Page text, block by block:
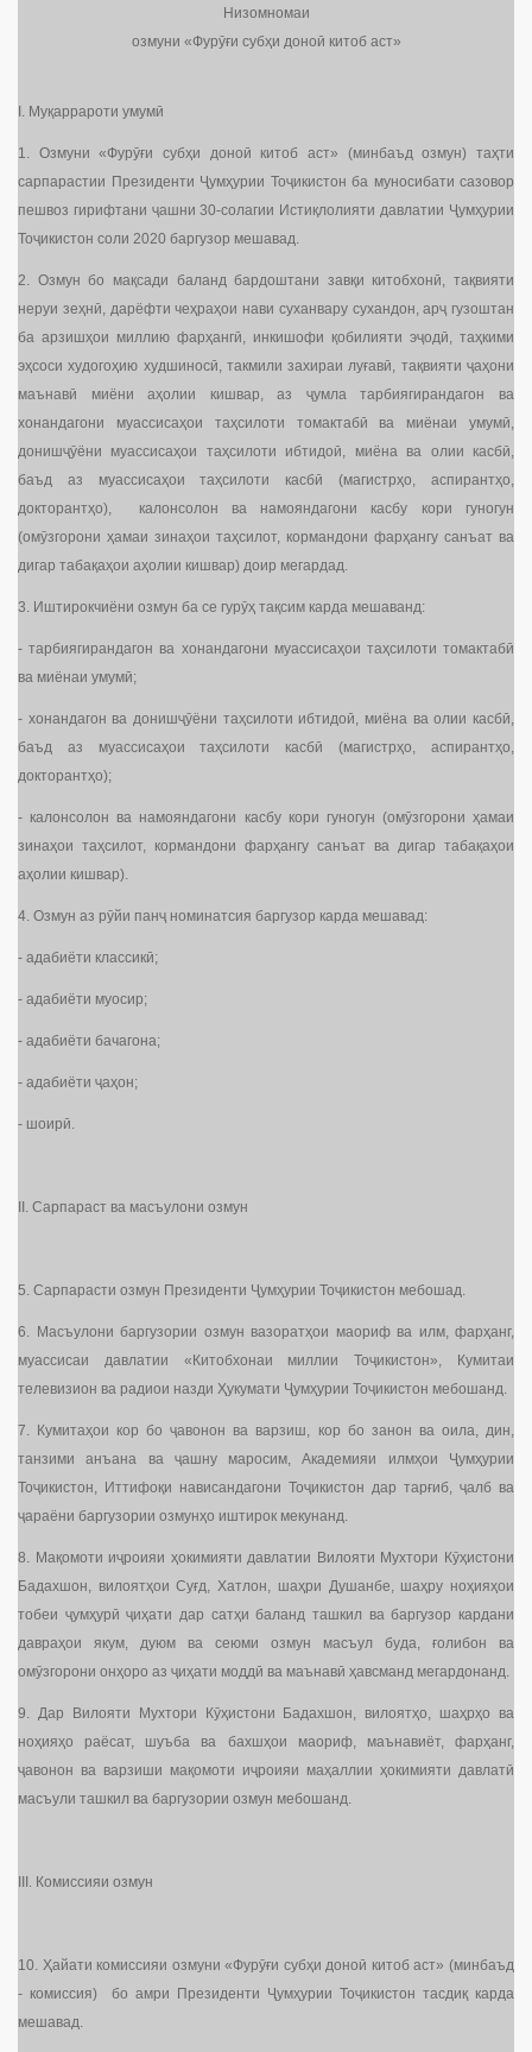
Низомномаи
озмуни «Фурӯғи субҳи доноӣ китоб аст»
I. Муқаррароти умумӣ
1. Озмуни «Фурӯғи субҳи доноӣ китоб аст» (минбаъд озмун) таҳти
сарпарастии Президенти Ҷумҳурии Тоҷикистон ба муносибати сазовор
пешвоз гирифтани ҷашни 30-солагии Истиқлолияти давлатии Ҷумҳурии
Тоҷикистон соли 2020 баргузор мешавад.
2. Озмун бо мақсади баланд бардоштани завқи китобхонӣ, тақвияти
неруи зеҳнӣ, дарёфти чеҳраҳои нави суханвару сухандон, арҷ гузоштан
ба арзишҳои миллию фарҳангӣ, инкишофи қобилияти эҷодӣ, таҳкими
эҳсоси худогоҳию худшиносӣ, такмили захираи луғавӣ, тақвияти ҷаҳони
маънавӣ миёни аҳолии кишвар, аз ҷумла тарбиягирандагон ва
хонандагони муассисаҳои таҳсилоти томактабӣ ва миёнаи умумӣ,
донишҷӯёни муассисаҳои таҳсилоти ибтидоӣ, миёна ва олии касбӣ,
баъд аз муассисаҳои таҳсилоти касбӣ (магистрҳо, аспирантҳо,
докторантҳо), калонсолон ва намояндагони касбу кори гуногун
(омӯзгорони ҳамаи зинаҳои таҳсилот, кормандони фарҳангу санъат ва
дигар табақаҳои аҳолии кишвар) доир мегардад.
3. Иштирокчиёни озмун ба се гурӯҳ тақсим карда мешаванд:
- тарбиягирандагон ва хонандагони муассисаҳои таҳсилоти томактабӣ
ва миёнаи умумӣ;
- хонандагон ва донишҷӯёни таҳсилоти ибтидоӣ, миёна ва олии касбӣ,
баъд аз муассисаҳои таҳсилоти касбӣ (магистрҳо, аспирантҳо,
докторантҳо);
- калонсолон ва намояндагони касбу кори гуногун (омӯзгорони ҳамаи
зинаҳои таҳсилот, кормандони фарҳангу санъат ва дигар табақаҳои
аҳолии кишвар).
4. Озмун аз рӯйи панҷ номинатсия баргузор карда мешавад:
- адабиёти классикӣ;
- адабиёти муосир;
- адабиёти бачагона;
- адабиёти ҷаҳон;
- шоирӣ.
II. Сарпараст ва масъулони озмун
5. Сарпарасти озмун Президенти Ҷумҳурии Тоҷикистон мебошад.
6. Масъулони баргузории озмун вазоратҳои маориф ва илм, фарҳанг,
муассисаи давлатии «Китобхонаи миллии Тоҷикистон», Кумитаи
телевизион ва радиои назди Ҳукумати Ҷумҳурии Тоҷикистон мебошанд.
7. Кумитаҳои кор бо ҷавонон ва варзиш, кор бо занон ва оила, дин,
танзими анъана ва ҷашну маросим, Академияи илмҳои Ҷумҳурии
Тоҷикистон, Иттифоқи нависандагони Тоҷикистон дар тарғиб, ҷалб ва
ҷараёни баргузории озмунҳо иштирок мекунанд.
8. Мақомоти иҷроияи ҳокимияти давлатии Вилояти Мухтори Кӯҳистони
Бадахшон, вилоятҳои Суғд, Хатлон, шаҳри Душанбе, шаҳру ноҳияҳои
тобеи ҷумҳурӣ ҷиҳати дар сатҳи баланд ташкил ва баргузор кардани
давраҳои якум, дуюм ва сеюми озмун масъул буда, ғолибон ва
омӯзгорони онҳоро аз ҷиҳати моддӣ ва маънавӣ ҳавсманд мегардонанд.
9. Дар Вилояти Мухтори Кӯҳистони Бадахшон, вилоятҳо, шаҳрҳо ва
ноҳияҳо раёсат, шуъба ва бахшҳои маориф, маънавиёт, фарҳанг,
ҷавонон ва варзиши мақомоти иҷроияи маҳаллии ҳокимияти давлатӣ
масъули ташкил ва баргузории озмун мебошанд.
III. Комиссияи озмун
10. Ҳайати комиссияи озмуни «Фурӯғи субҳи доноӣ китоб аст» (минбаъд
- комиссия) бо амри Президенти Ҷумҳурии Тоҷикистон тасдиқ карда
мешавад.